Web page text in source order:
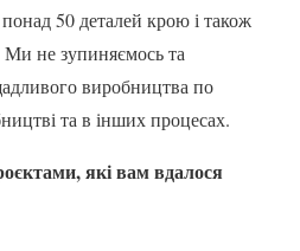
50 деталей крою і також
Ми не зупиняємось та
виробництва по
та в інших процесах.
які вам вдалося